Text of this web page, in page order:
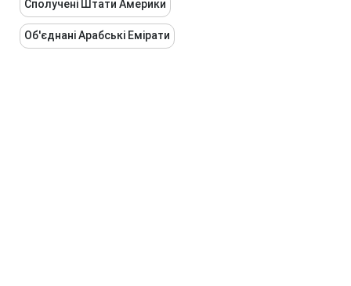
Сполучені Штати Америки
Об'єднані Арабські Емірати